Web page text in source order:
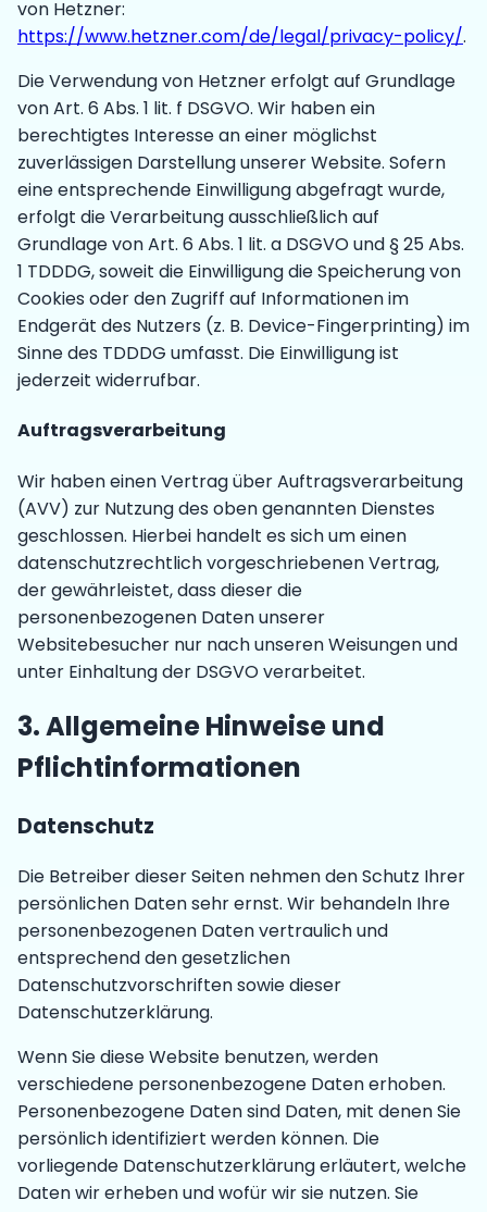
von Hetzner:
https://www.hetzner.com/de/legal/privacy-policy/.
Die Verwendung von Hetzner erfolgt auf Grundlage
von Art. 6 Abs. 1 lit. f DSGVO. Wir haben ein
berechtigtes Interesse an einer möglichst
zuverlässigen Darstellung unserer Website. Sofern
eine entsprechende Einwilligung abgefragt wurde,
erfolgt die Verarbeitung ausschließlich auf
Grundlage von Art. 6 Abs. 1 lit. a DSGVO und § 25 Abs.
1 TDDDG, soweit die Einwilligung die Speicherung von
Cookies oder den Zugriff auf Informationen im
Endgerät des Nutzers (z. B. Device-Fingerprinting) im
Sinne des TDDDG umfasst. Die Einwilligung ist
jederzeit widerrufbar.
Auftragsverarbeitung
Wir haben einen Vertrag über Auftragsverarbeitung
(AVV) zur Nutzung des oben genannten Dienstes
geschlossen. Hierbei handelt es sich um einen
datenschutzrechtlich vorgeschriebenen Vertrag,
der gewährleistet, dass dieser die
personenbezogenen Daten unserer
Websitebesucher nur nach unseren Weisungen und
unter Einhaltung der DSGVO verarbeitet.
3. Allgemeine Hinweise und
Pflicht­informationen
Datenschutz
Die Betreiber dieser Seiten nehmen den Schutz Ihrer
persönlichen Daten sehr ernst. Wir behandeln Ihre
personenbezogenen Daten vertraulich und
entsprechend den gesetzlichen
Datenschutzvorschriften sowie dieser
Datenschutzerklärung.
Wenn Sie diese Website benutzen, werden
verschiedene personenbezogene Daten erhoben.
Personenbezogene Daten sind Daten, mit denen Sie
persönlich identifiziert werden können. Die
vorliegende Datenschutzerklärung erläutert, welche
Daten wir erheben und wofür wir sie nutzen. Sie